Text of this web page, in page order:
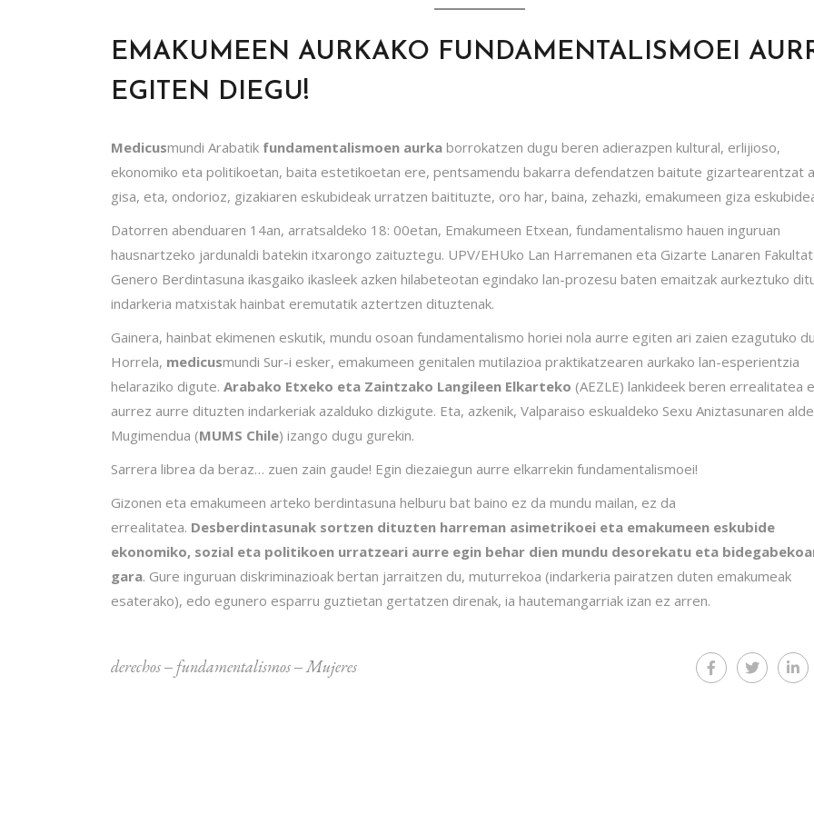
EMAKUMEEN AURKAKO FUNDAMENTALISMOEI
EGITEN DIEGU!
Medicusmundi Arabatik fundamentalismoen aurka borrokatzen dugu beren adierazpen kultural, erlijioso,
ekonomiko eta politikoetan, baita estetikoetan ere, pentsamendu bakarra defendatzen baitute gizartearentzat
gisa, eta, ondorioz, gizakiaren eskubideak urratzen baitituzte, oro har, baina, zehazki, emakumeen giza
Datorren abenduaren 14an, arratsaldeko 18: 00etan, Emakumeen Etxean, fundamentalismo hauen inguruan
hausnartzeko jardunaldi batekin itxarongo zaituztegu. UPV/EHUko Lan Harremanen eta Gizarte Lanaren
Genero Berdintasuna ikasgaiko ikasleek azken hilabeteotan egindako lan-prozesu baten emaitzak aurkeztuko
indarkeria matxistak hainbat eremutatik aztertzen dituztenak.
Gainera, hainbat ekimenen eskutik, mundu osoan fundamentalismo horiei nola aurre egiten ari zaien ezagutuko
Horrela, medicusmundi Sur-i esker, emakumeen genitalen mutilazioa praktikatzearen aurkako lan-esperientzia
helaraziko digute. Arabako Etxeko eta Zaintzako Langileen Elkarteko (AEZLE) lankideek beren errealitatea
aurrez aurre dituzten indarkeriak azalduko dizkigute. Eta, azkenik, Valparaiso eskualdeko Sexu Aniztasunaren
Mugimendua (MUMS Chile) izango dugu gurekin.
Sarrera librea da beraz… zuen zain gaude! Egin diezaiegun aurre elkarrekin fundamentalismoei!
Gizonen eta emakumeen arteko berdintasuna helburu bat baino ez da mundu mailan, ez da
errealitatea. Desberdintasunak sortzen dituzten harreman asimetrikoei eta emakumeen eskubide
ekonomiko, sozial eta politikoen urratzeari aurre egin behar dien mundu desorekatu eta
gara. Gure inguruan diskriminazioak bertan jarraitzen du, muturrekoa (indarkeria pairatzen duten emakumeak
esaterako), edo egunero esparru guztietan gertatzen direnak, ia hautemangarriak izan ez arren.
derechos‒ fundamentalismos‒Mujeres